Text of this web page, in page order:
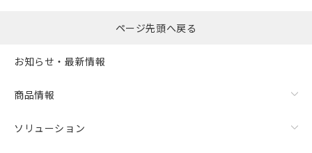
ページ先頭へ戻る
お知らせ・最新情報
商品情報
ソリューション